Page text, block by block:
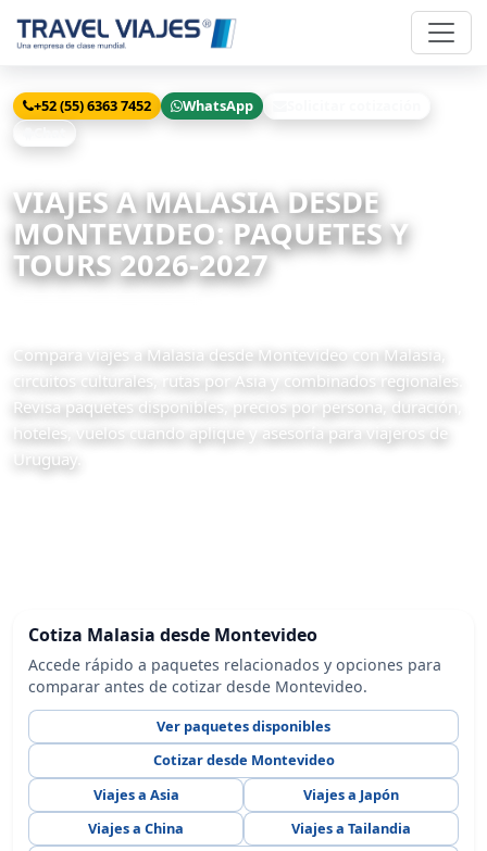
+52 (55) 6363 7452 WhatsApp
VIAJES A MALASIA DESDE
MONTEVIDEO: PAQUETES Y
TOURS 2026-2027
Compara viajes a Malasia desde Montevideo con Malasia,
circuitos culturales, rutas por Asia y combinados regionales.
Revisa paquetes disponibles, precios por persona, duración,
hoteles, vuelos cuando aplique y asesoría para viajeros de
Uruguay.
Cotiza Malasia desde Montevideo
Accede rápido a paquetes relacionados y opciones para
comparar antes de cotizar desde Montevideo.
Ver paquetes disponibles
Cotizar desde Montevideo
Viajes a Asia
Viajes a Japón
Viajes a China
Viajes a Tailandia